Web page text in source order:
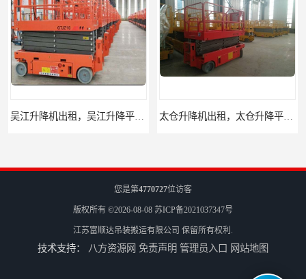
您是第4770727位访客
版权所有 ©2026-08-08 苏ICP备2021037347号
江苏富顺达吊装搬运有限公司 保留所有权利.
技术支持： 八方资源网 免责声明 管理员入口 网站地图